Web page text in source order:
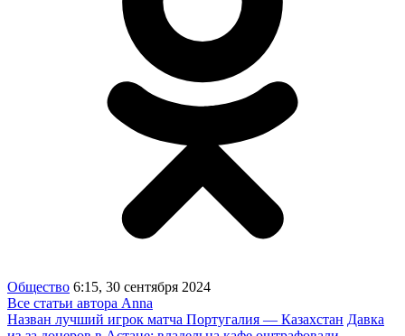
Общество 6:15, 30 сентября 2024
Все статьи автора Anna
Назван лучший игрок матча Португалия — Казахстан Давка